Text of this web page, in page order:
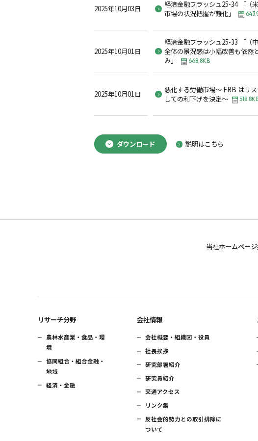
2025年10月03日
経済金融フラッシュ25-34 「（
市場の状況把握が難化」
2025年10月01日
経済金融フラッシュ25-33 「（
全体の景況感は小幅改善も依然
み」
668.8KB
2025年10月01日
悪化する労働市場～ FRB はリ
しての利下げを決定～
ダウンロード 説明はこちら
当社ホームペー
リサーチ分野
農林水産業・食品・環
境
協同組合・組合金融・
地域
経済・金融
会社情報
会社概要・組織図・役員
社長挨拶
研究部署紹介
研究員紹介
交通アクセス
リンク集
反社会的勢力との取引排除に
ついて